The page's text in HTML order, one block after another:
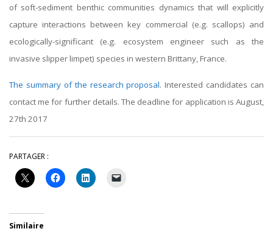
of soft-sediment benthic communities dynamics that will explicitly
capture interactions between key commercial (e.g. scallops) and
ecologically-significant (e.g. ecosystem engineer such as the
invasive slipper limpet) species in western Brittany, France.
The summary of the research proposal. Interested candidates can
contact me for further details. The deadline for application is August,
27th 2017
PARTAGER :
Similaire